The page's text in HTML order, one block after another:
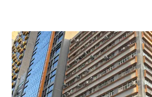
仲量聯行獲業主委託為獨家代理，公開放
發道101號偉益工業大廈的一籃子優質工